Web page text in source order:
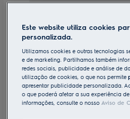
Este website utiliza cookies
personalizada.
Utilizamos cookies e outras tecnologias
e de marketing. Partilhamos também
redes sociais, publicidade e análise de
utilização de cookies, o que nos permite
apresentar publicidade personalizada.
o que poderá afetar a sua experiência
informações, consulte o nosso Aviso de